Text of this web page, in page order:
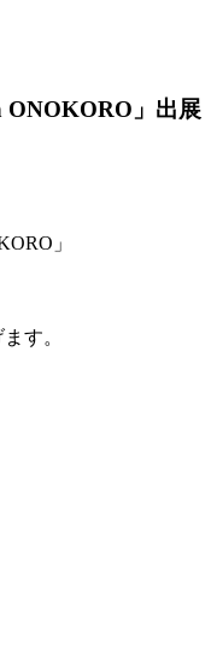
ONOKORO」出展
」
す。